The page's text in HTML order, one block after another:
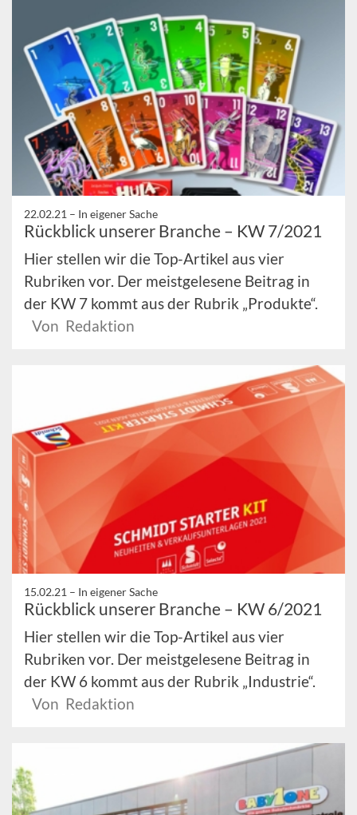
22.02.21 – In eigener Sache
Rückblick unserer Branche – KW 7/2021
Hier stellen wir die Top-Artikel aus vier
Rubriken vor. Der meistgelesene Beitrag in
der KW 7 kommt aus der Rubrik „Produkte“.
Von Redaktion
15.02.21 – In eigener Sache
Rückblick unserer Branche – KW 6/2021
Hier stellen wir die Top-Artikel aus vier
Rubriken vor. Der meistgelesene Beitrag in
der KW 6 kommt aus der Rubrik „Industrie“.
Von Redaktion